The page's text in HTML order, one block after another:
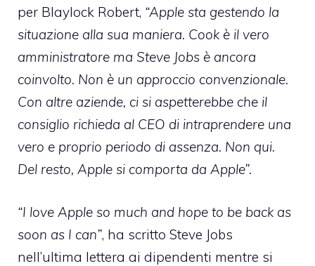
per Blaylock Robert, “Apple sta gestendo la
situazione alla sua maniera. Cook è il vero
amministratore ma Steve Jobs è ancora
coinvolto. Non è un approccio convenzionale.
Con altre aziende, ci si aspetterebbe che il
consiglio richieda al CEO di intraprendere una
vero e proprio periodo di assenza. Non qui.
Del resto, Apple si comporta da Apple”.
“I love Apple so much and hope to be back as
soon as I can”, ha scritto Steve Jobs
nell’ultima lettera ai dipendenti mentre si